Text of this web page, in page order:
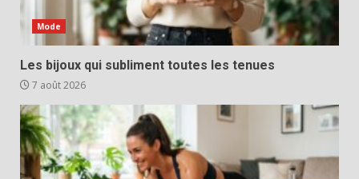
Mode
Les bijoux qui subliment toutes les tenues
7 août 2026